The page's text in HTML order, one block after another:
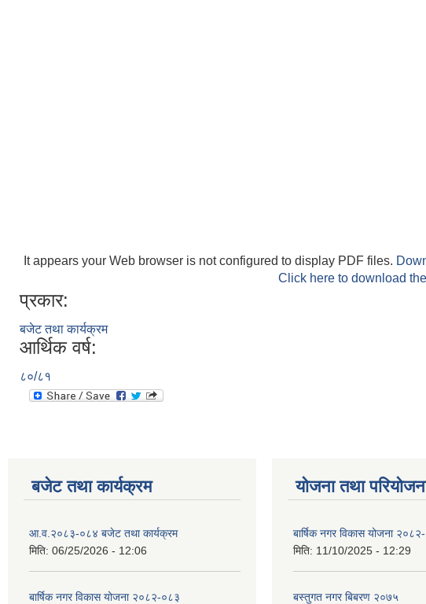
It appears your Web browser is not configured to display PDF files.
Click here to download
प्रकार:
बजेट तथा कार्यक्रम
आर्थिक वर्ष:
८०/८१
बजेट तथा कार्यक्रम
आ.व.२०८३-०८४ बजेट तथा कार्यक्रम
मिति: 06/25/2026 - 12:06
बार्षिक नगर विकास योजना २०८२-०८३
योजना तथा
बार्षिक नगर विकास योजना
मिति: 11/10/2025 - 12:29
बस्तुगत नगर बिबरण २०७५